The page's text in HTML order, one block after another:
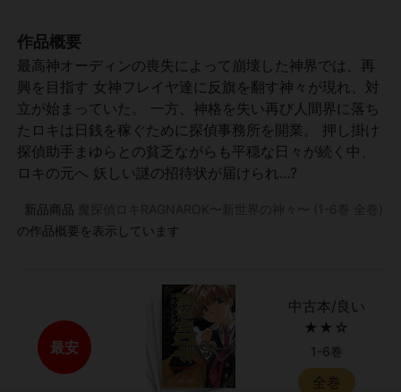
作品概要
最高神オーディンの喪失によって崩壊した神界では、再
興を目指す 女神フレイヤ達に反旗を翻す神々が現れ、対
立が始まっていた。 一方、神格を失い再び人間界に落ち
たロキは日銭を稼ぐために探偵事務所を開業。 押し掛け
探偵助手まゆらとの貧乏ながらも平穏な日々が続く中、
ロキの元へ 妖しい謎の招待状が届けられ…?
新品商品
の作品概要を表示しています
最安
中古本/良い
★★☆
1-6巻
全巻